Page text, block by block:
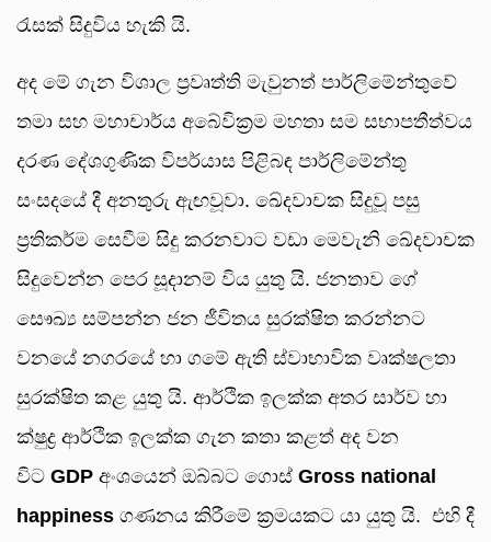
රැසක් සිදුවිය හැකි යි.
අද මේ ගැන විශාල ප්‍රවෘත්ති මැවුනත් පාර්ලිමේන්තුවේ
තමා සහ මහාචාර්ය අබේවික්‍රම මහතා සම සභාපතීත්වය
දරණ දේශගුණික විපර්යාස පිළිබඳ පාර්ලිමේන්තු
සංසදයේ දී අනතුරු ඇඟවූවා. ඛේදවාචක සිදුවූ පසු
ප්‍රතිකර්ම සෙවීම සිදු කරනවාට වඩා මෙවැනි ඛේදවාචක
සිදුවෙන්න පෙර සූදානම් විය යුතු යි. ජනතාව ගේ
සෞඛ්‍ය සම්පන්න ජන ජීවිතය සුරක්ෂිත කරන්නට
වනයේ නගරයේ හා ගමේ ඇති ස්වාභාවික වෘක්ෂලතා
සුරක්ෂිත කළ යුතු යි. ආර්ථික ඉලක්ක අතර සාර්ව හා
ක්ෂුද්‍ර ආර්ථික ඉලක්ක ගැන කතා කළත් අද වන
විට GDP අංශයෙන් ඔබ්බට ගොස් Gross national
happiness ගණනය කිරීමේ ක්‍රමයකට යා යුතු යි. එහි දී